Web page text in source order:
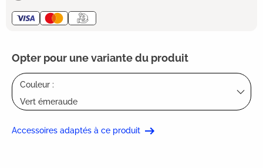
Opter pour une variante du produit
Couleur :
Vert émeraude
Accessoires adaptés à ce produit